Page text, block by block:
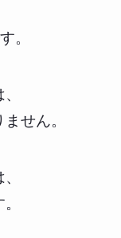
。
せん。